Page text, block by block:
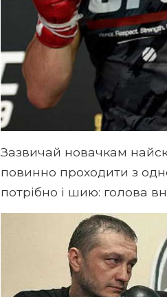
Зазвичай новачкам
повинно проходити з
потрібно і шию: голова